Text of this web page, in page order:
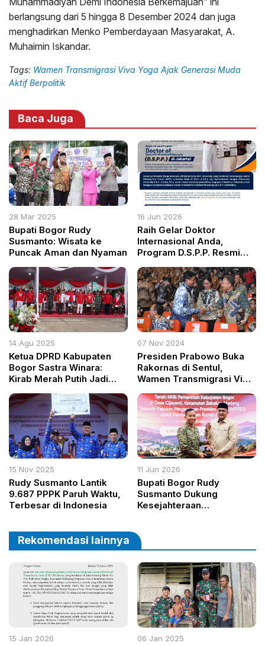
berlangsung dari 5 hingga 8 Desember 2024 dan juga
menghadirkan Menko Pemberdayaan Masyarakat, A.
Muhaimin Iskandar.
Tags: Wamen Transmigrasi Viva Yoga Ajak Generasi Muda
Aktif Berpolitik
Baca Juga
28 Mar 2025
Bupati Bogor Rudy
Susmanto: Wisata ke
Puncak Aman dan Nyaman
16 Jun 2026
Raih Gelar Doktor
Internasional Anda,
Program D.S.P.P. Resmi
14 Agu 2025
Ketua DPRD Kabupaten
Bogor Sastra Winara:
Kirab Merah Putih Jadi
Persatuan dan
Pemberdayaan Rakyat
07 Nov 2024
Presiden Prabowo Buka
Rakornas di Sentul,
Wamen Transmigrasi Viva
Implementasi Asta Cita
Capai Target Indonesia
Emas 2045
15 Nov 2025
Rudy Susmanto Lantik
9.687 PPPK Paruh Waktu,
Terbesar di Indonesia
11 Jun 2026
Bupati Bogor Rudy
Susmanto Dukung
Kesejahteraan
Rekomendasi lainnya
15 Jan 2026 06 Jan 2025